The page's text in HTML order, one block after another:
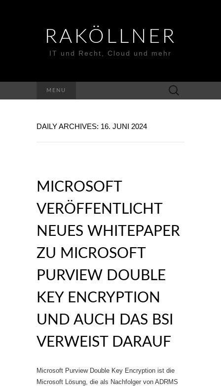
RAKÖLLNER
IT und Recht, Cloud und mehr
MENU
Suchen
nach:
DAILY ARCHIVES: 16. JUNI 2024
MICROSOFT
VERÖFFENTLICHT
NEUES WHITEPAPER
ZU MICROSOFT
PURVIEW DOUBLE
KEY ENCRYPTION
UND AUCH DAS BSI
VERWEIST DARAUF
Microsoft Purview Double Key Encryption ist die
Microsoft Lösung, die als Nachfolger von ADRMS